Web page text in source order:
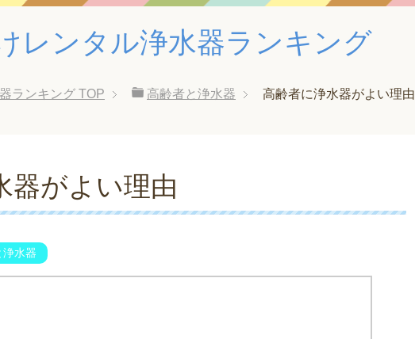
レンタル浄水器ランキング
ランキング TOP 高齢者と浄水器 高齢者に浄水器がよい理由
器がよい理由
浄水器